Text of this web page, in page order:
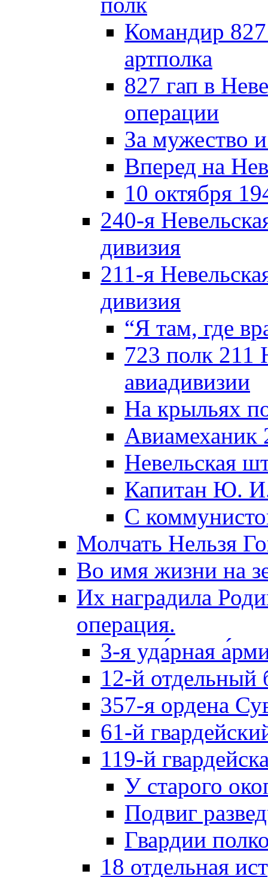
Командир 827
артполка
827 гап в
операции
За мужество
Вперед на
10 октября
240-я
дивизия
211-я
дивизия
“Я там, где
723 полк 211
авиадивизии
На крыльях
Невельская
Капитан Ю.
С
Молчать Нельзя
Во имя жизни на
Их наградила
операция.
3-я уда́рная
12-й отдельный
357-я ордена
61-й
119-й
У старого
Подвиг
Гвардии
18 отдельная